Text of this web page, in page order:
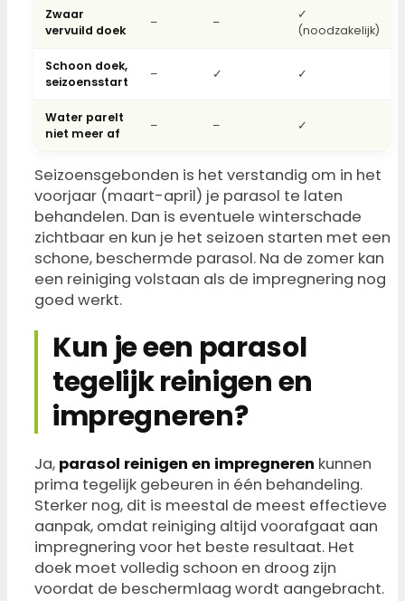
Zwaar
vervuild doek
– –
✓
(noodzakelijk)
Schoon doek,
seizoensstart
– ✓ ✓
Water parelt
niet meer af
– – ✓
Seizoensgebonden is het verstandig om in het
voorjaar (maart-april) je parasol te laten
behandelen. Dan is eventuele winterschade
zichtbaar en kun je het seizoen starten met een
schone, beschermde parasol. Na de zomer kan
een reiniging volstaan als de impregnering nog
goed werkt.
Kun je een parasol
tegelijk reinigen en
impregneren?
Ja, parasol reinigen en impregneren kunnen
prima tegelijk gebeuren in één behandeling.
Sterker nog, dit is meestal de meest effectieve
aanpak, omdat reiniging altijd voorafgaat aan
impregnering voor het beste resultaat. Het
doek moet volledig schoon en droog zijn
voordat de beschermlaag wordt aangebracht.